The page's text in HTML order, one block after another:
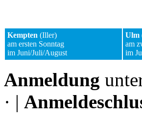
Kempten (Iller)
am ersten Sonntag
im Juni/Juli/August
Ulm
am
im
Anmeldung
· |